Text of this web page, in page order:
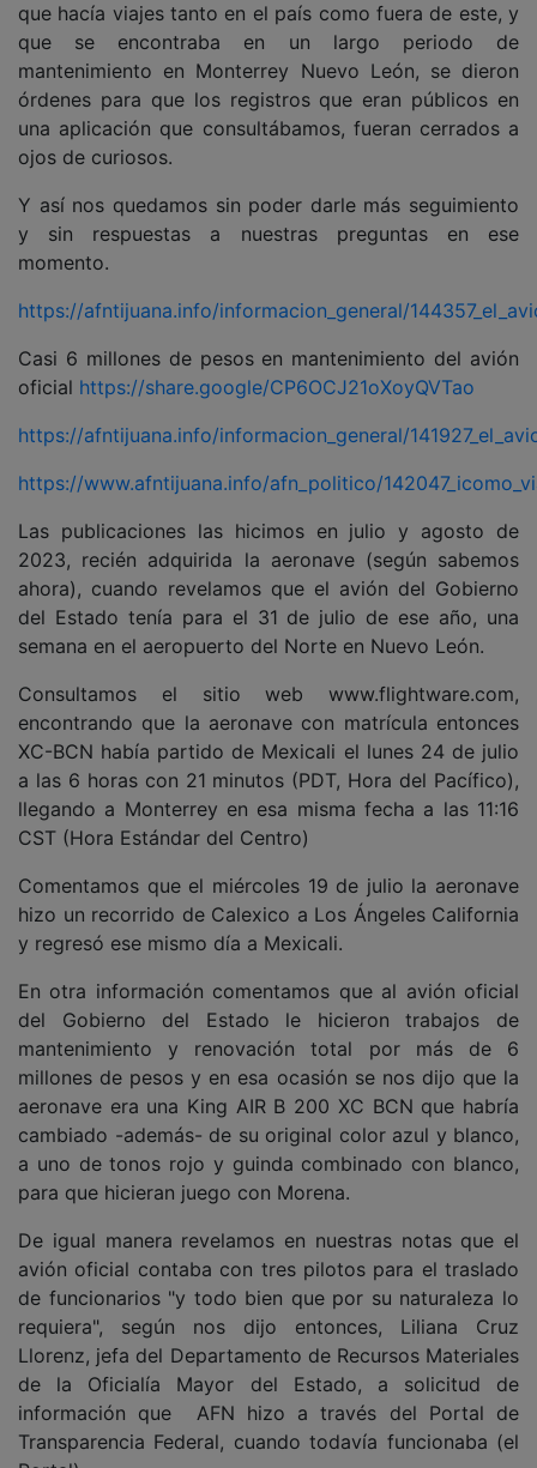
que hacía viajes tanto en el país como fuera de este, y
que se encontraba en un largo periodo de
mantenimiento en Monterrey Nuevo León, se dieron
órdenes para que los registros que eran públicos en
una aplicación que consultábamos, fueran cerrados a
ojos de curiosos.
Y así nos quedamos sin poder darle más seguimiento
y sin respuestas a nuestras preguntas en ese
momento.
https://afntijuana.info/informacion_general/
Casi 6 millones de pesos en mantenimiento del avión
oficial https://share.google/CP6OCJ21oXoyQVTao
https://afntijuana.info/informacion_general/
https://www.afntijuana.info/afn_politico/
Las publicaciones las hicimos en julio y agosto de
2023, recién adquirida la aeronave (según sabemos
ahora), cuando revelamos que el avión del Gobierno
del Estado tenía para el 31 de julio de ese año, una
semana en el aeropuerto del Norte en Nuevo León.
Consultamos el sitio web www.flightware.com,
encontrando que la aeronave con matrícula entonces
XC-BCN había partido de Mexicali el lunes 24 de julio
a las 6 horas con 21 minutos (PDT, Hora del Pacífico),
llegando a Monterrey en esa misma fecha a las 11:16
CST (Hora Estándar del Centro)
Comentamos que el miércoles 19 de julio la aeronave
hizo un recorrido de Calexico a Los Ángeles California
y regresó ese mismo día a Mexicali.
En otra información comentamos que al avión oficial
del Gobierno del Estado le hicieron trabajos de
mantenimiento y renovación total por más de 6
millones de pesos y en esa ocasión se nos dijo que la
aeronave era una King AIR B 200 XC BCN que habría
cambiado -además- de su original color azul y blanco,
a uno de tonos rojo y guinda combinado con blanco,
para que hicieran juego con Morena.
De igual manera revelamos en nuestras notas que el
avión oficial contaba con tres pilotos para el traslado
de funcionarios "y todo bien que por su naturaleza lo
requiera", según nos dijo entonces, Liliana Cruz
Llorenz, jefa del Departamento de Recursos Materiales
de la Oficialía Mayor del Estado, a solicitud de
información que AFN hizo a través del Portal de
Transparencia Federal, cuando todavía funcionaba (el